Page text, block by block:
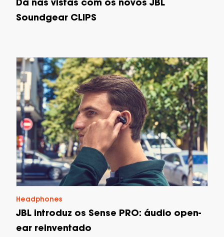
Soundgear CLIPS
Headphones
JBL introduz os Sense PRO: áudio open-
ear reinventado